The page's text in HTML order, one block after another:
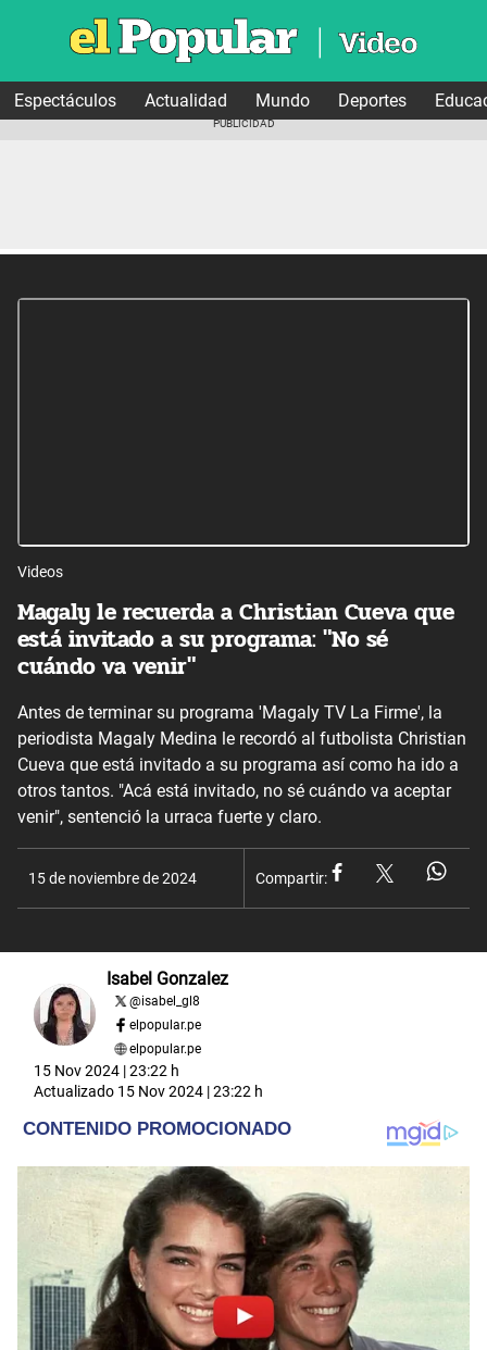
Espectáculos Actualidad Mundo Deportes
Videos
Magaly le recuerda a Christian Cueva que
está invitado a su programa: "No sé
cuándo va venir"
Antes de terminar su programa 'Magaly TV La Firme', la
periodista Magaly Medina le recordó al futbolista Christian
Cueva que está invitado a su programa así como ha ido a
otros tantos. "Acá está invitado, no sé cuándo va aceptar
venir", sentenció la urraca fuerte y claro.
15 de noviembre de 2024 Compartir:
Isabel Gonzalez
@isabel_gl8
elpopular.pe
elpopular.pe
15 Nov 2024 | 23:22 h
Actualizado 15 Nov 2024 | 23:22 h